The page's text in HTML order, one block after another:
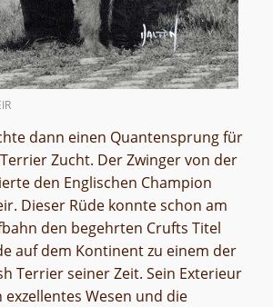
dann einen Quantensprung für
Zucht. Der Zwinger von der
den Englischen Champion
Dieser Rüde konnte schon am
den begehrten Crufts Titel
auf dem Kontinent zu einem der
Terrier seiner Zeit. Sein Exterieur
Wesen und die